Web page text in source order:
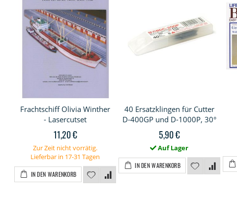
Frachtschiff Olivia Winther
- Lasercutset
11,20 €
Zur Zeit nicht vorrätig.
Lieferbar in 17-31 Tagen
IN DEN WARENKORB
40 Ersatzklingen für Cutter
D-400GP und D-1000P, 30°
5,90 €
Auf Lager
IN DEN WARENKORB